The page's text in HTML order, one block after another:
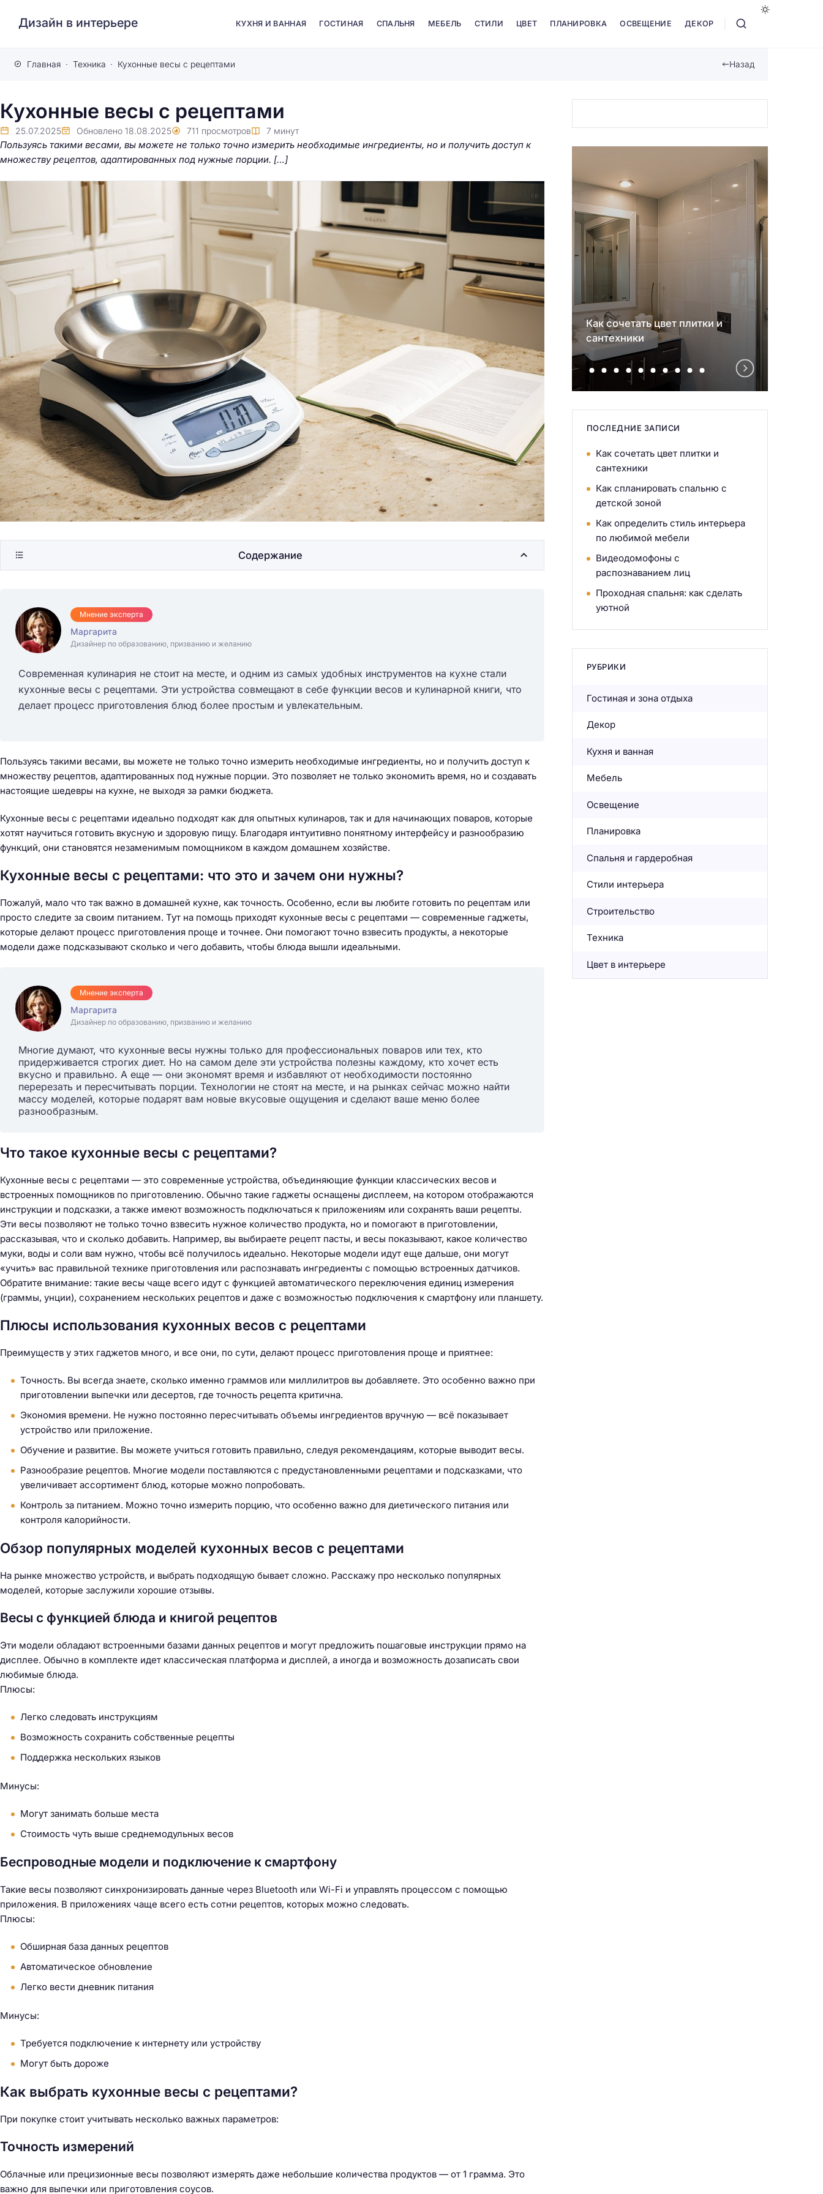
Дизайн в интерьере КУХНЯ И ВАННАЯ ГОСТИНАЯ СПАЛЬНЯ МЕБЕЛЬ СТИЛИ ЦВЕТ ПЛАНИРОВКА ОСВЕЩЕНИЕ ДЕКОР
Главная Техника Кухонные весы с рецептами Назад
Кухонные весы с рецептами
25.07.2025 Обновлено 18.08.2025 711 просмотров 7 минут
Пользуясь такими весами, вы можете не только точно измерить необходимые ингредиенты, но и получить доступ к
множеству рецептов, адаптированных под нужные порции. […]
Мнение эксперта
Маргарита
Дизайнер по образованию, призванию и желанию
Современная кулинария не стоит на месте, и одним из самых удобных инструментов на кухне стали
кухонные весы с рецептами. Эти устройства совмещают в себе функции весов и кулинарной книги, что
делает процесс приготовления блюд более простым и увлекательным.
Пользуясь такими весами, вы можете не только точно измерить необходимые ингредиенты, но и получить доступ к
множеству рецептов, адаптированных под нужные порции. Это позволяет не только экономить время, но и создавать
настоящие шедевры на кухне, не выходя за рамки бюджета.
Кухонные весы с рецептами идеально подходят как для опытных кулинаров, так и для начинающих поваров, которые
хотят научиться готовить вкусную и здоровую пищу. Благодаря интуитивно понятному интерфейсу и разнообразию
функций, они становятся незаменимым помощником в каждом домашнем хозяйстве.
Кухонные весы с рецептами: что это и зачем они нужны?
Пожалуй, мало что так важно в домашней кухне, как точность. Особенно, если вы любите готовить по рецептам или
просто следите за своим питанием. Тут на помощь приходят кухонные весы с рецептами — современные гаджеты,
которые делают процесс приготовления проще и точнее. Они помогают точно взвесить продукты, а некоторые
модели даже подсказывают сколько и чего добавить, чтобы блюда вышли идеальными.
Мнение эксперта
Маргарита
Дизайнер по образованию, призванию и желанию
Многие думают, что кухонные весы нужны только для профессиональных поваров или тех, кто
придерживается строгих диет. Но на самом деле эти устройства полезны каждому, кто хочет есть
вкусно и правильно. А еще — они экономят время и избавляют от необходимости постоянно
перерезать и пересчитывать порции. Технологии не стоят на месте, и на рынках сейчас можно найти
массу моделей, которые подарят вам новые вкусовые ощущения и сделают ваше меню более
разнообразным.
Что такое кухонные весы с рецептами?
Кухонные весы с рецептами — это современные устройства, объединяющие функции классических весов и
встроенных помощников по приготовлению. Обычно такие гаджеты оснащены дисплеем, на котором отображаются
инструкции и подсказки, а также имеют возможность подключаться к приложениям или сохранять ваши рецепты.
Эти весы позволяют не только точно взвесить нужное количество продукта, но и помогают в приготовлении,
рассказывая, что и сколько добавить. Например, вы выбираете рецепт пасты, и весы показывают, какое количество
муки, воды и соли вам нужно, чтобы всё получилось идеально. Некоторые модели идут еще дальше, они могут
«учить» вас правильной технике приготовления или распознавать ингредиенты с помощью встроенных датчиков.
Обратите внимание: такие весы чаще всего идут с функцией автоматического переключения единиц измерения
(граммы, унции), сохранением нескольких рецептов и даже с возможностью подключения к смартфону или планшету.
Плюсы использования кухонных весов с рецептами
Преимуществ у этих гаджетов много, и все они, по сути, делают процесс приготовления проще и приятнее:
Точность. Вы всегда знаете, сколько именно граммов или миллилитров вы добавляете. Это особенно важно при
приготовлении выпечки или десертов, где точность рецепта критична.
Экономия времени. Не нужно постоянно пересчитывать объемы ингредиентов вручную — всё показывает
устройство или приложение.
Обучение и развитие. Вы можете учиться готовить правильно, следуя рекомендациям, которые выводит весы.
Разнообразие рецептов. Многие модели поставляются с предустановленными рецептами и подсказками, что
увеличивает ассортимент блюд, которые можно попробовать.
Контроль за питанием. Можно точно измерить порцию, что особенно важно для диетического питания или
контроля калорийности.
Обзор популярных моделей кухонных весов с рецептами
На рынке множество устройств, и выбрать подходящую бывает сложно. Расскажу про несколько популярных
моделей, которые заслужили хорошие отзывы.
Весы с функцией блюда и книгой рецептов
Эти модели обладают встроенными базами данных рецептов и могут предложить пошаговые инструкции прямо на
дисплее. Обычно в комплекте идет классическая платформа и дисплей, а иногда и возможность дозаписать свои
любимые блюда.
Плюсы:
Легко следовать инструкциям
Возможность сохранить собственные рецепты
Поддержка нескольких языков
Минусы:
Могут занимать больше места
Стоимость чуть выше среднемодульных весов
Беспроводные модели и подключение к смартфону
Такие весы позволяют синхронизировать данные через Bluetooth или Wi-Fi и управлять процессом с помощью
приложения. В приложениях чаще всего есть сотни рецептов, которых можно следовать.
Плюсы:
Обширная база данных рецептов
Автоматическое обновление
Легко вести дневник питания
Минусы:
Требуется подключение к интернету или устройству
Могут быть дороже
Как выбрать кухонные весы с рецептами?
При покупке стоит учитывать несколько важных параметров:
Точность измерений
Облачные или прецизионные весы позволяют измерять даже небольшие количества продуктов — от 1 грамма. Это
важно для выпечки или приготовления соусов.
Содержание
Безопасность данных в
системе умного дома
Как выбрать технику с
фабричными фасадами
Как сочетать цвет плитки и
сантехники
ПОСЛЕДНИЕ ЗАПИСИ
Как сочетать цвет плитки и
сантехники
Как спланировать спальню с
детской зоной
Как определить стиль интерьера
по любимой мебели
Видеодомофоны с
распознаванием лиц
Проходная спальня: как сделать
уютной
РУБРИКИ
Гостиная и зона отдыха
Декор
Кухня и ванная
Мебель
Освещение
Планировка
Спальня и гардеробная
Стили интерьера
Строительство
Техника
Цвет в интерьере
а
: